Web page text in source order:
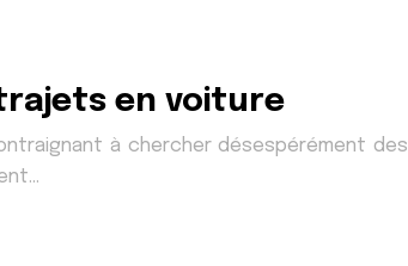
en voiture
à chercher désespérément des